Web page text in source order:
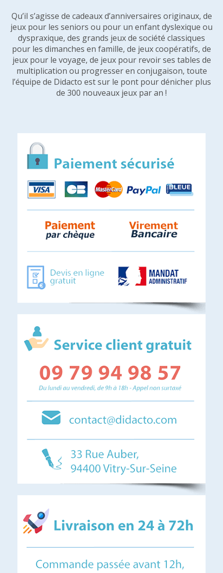
Qu’il s’agisse de cadeaux d’anniversaires originaux, de
jeux pour les seniors ou pour un enfant dyslexique ou
dyspraxique, des grands jeux de société classiques
pour les dimanches en famille, de jeux coopératifs, de
jeux pour le voyage, de jeux pour revoir ses tables de
multiplication ou progresser en conjugaison, toute
l’équipe de Didacto est sur le pont pour dénicher plus
de 300 nouveaux jeux par an !